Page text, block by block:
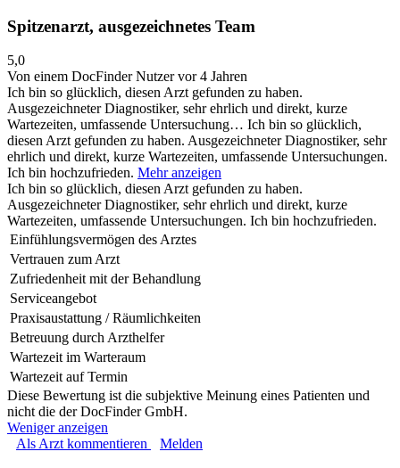
Spitzenarzt, ausgezeichnetes Team
5,0
Von einem DocFinder Nutzervor 4 Jahren
Ich bin so glücklich, diesen Arzt gefunden zu haben.
Ausgezeichneter Diagnostiker, sehr ehrlich und direkt, kurze
Wartezeiten, umfassende Untersuchung… Ich bin so glücklich,
diesen Arzt gefunden zu haben. Ausgezeichneter Diagnostiker, sehr
ehrlich und direkt, kurze Wartezeiten, umfassende Untersuchungen.
Ich bin hochzufrieden. Mehr anzeigen
Ich bin so glücklich, diesen Arzt gefunden zu haben.
Ausgezeichneter Diagnostiker, sehr ehrlich und direkt, kurze
Wartezeiten, umfassende Untersuchungen. Ich bin hochzufrieden.
Einfühlungsvermögen des Arztes
Vertrauen zum Arzt
Zufriedenheit mit der Behandlung
Serviceangebot
Praxisaustattung / Räumlichkeiten
Betreuung durch Arzthelfer
Wartezeit im Warteraum
Wartezeit auf Termin
Diese Bewertung ist die subjektive Meinung eines Patienten und
nicht die der DocFinder GmbH.
Weniger anzeigen
Als Arzt kommentieren
Melden